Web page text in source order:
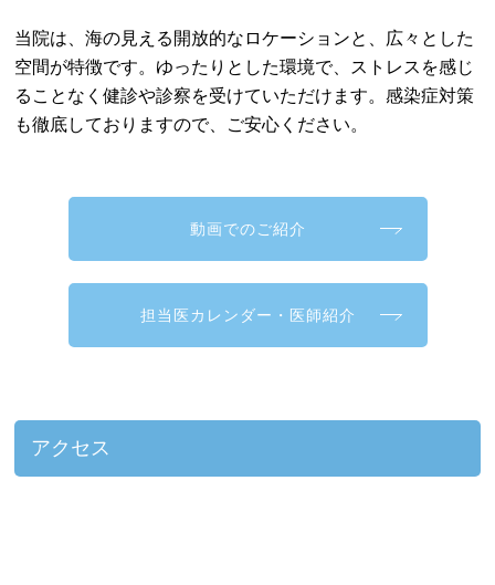
当院は、海の見える開放的なロケーションと、広々とした
空間が特徴です。ゆったりとした環境で、ストレスを感じ
ることなく健診や診察を受けていただけます。感染症対策
も徹底しておりますので、ご安心ください。
動画でのご紹介
担当医カレンダー・医師紹介
アクセス